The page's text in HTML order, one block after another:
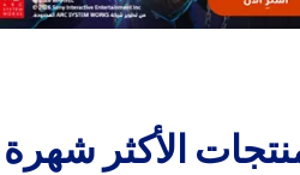
الأكثر شهرة‬